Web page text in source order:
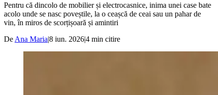
Pentru că dincolo de mobilier și electrocasnice, inima unei case bate
acolo unde se nasc poveștile, la o ceașcă de ceai sau un pahar de
vin, în miros de scorțișoară și amintiri
De Ana Maria|8 iun. 2026|4 min citire